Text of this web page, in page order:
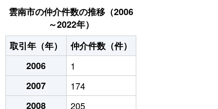
雲南市の仲介件数の推移（2006
～2022年）
取引年（年）
仲介件数（件）
2006
1
2007
174
2008
205